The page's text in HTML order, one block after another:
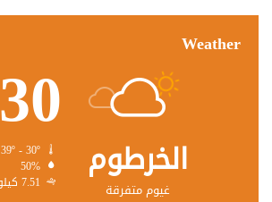
Weather
الخرطوم
غيوم متفرقة
30
50%
7.51 كيلومتر/ساعة